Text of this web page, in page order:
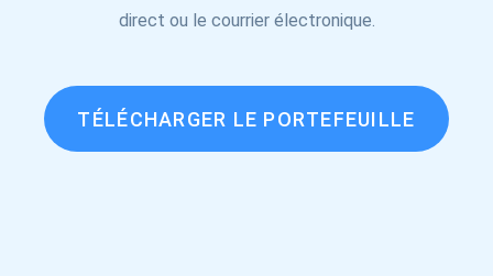
direct ou le courrier électronique.
TÉLÉCHARGER LE PORTEFEUILLE